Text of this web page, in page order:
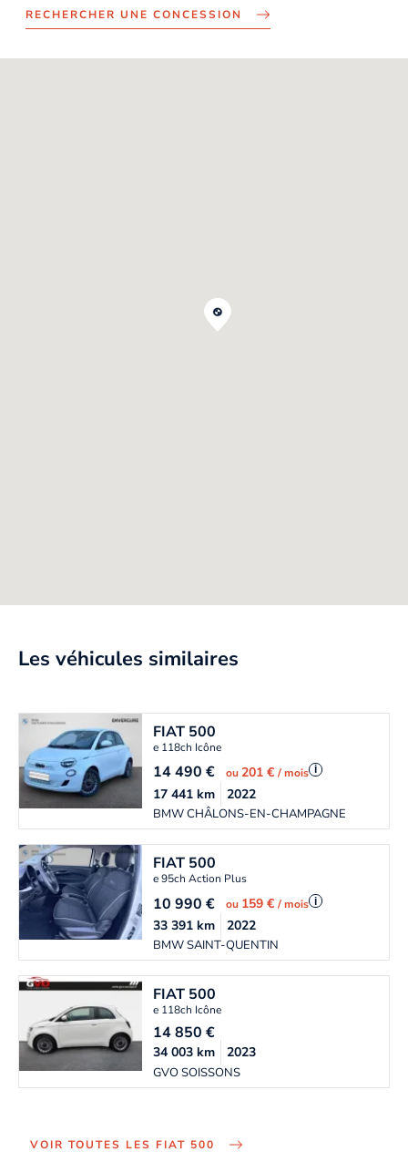
RECHERCHER UNE CONCESSION
Les véhicules similaires
FIAT 500
e 118ch Icône
14 490€ ou201 €/ mois i
BMW CHÂLONS-EN-CHAMPAGNE
17 441km 2022
FIAT 500
e 95ch Action Plus
10 990€ ou 159 €/ mois i
BMW SAINT-QUENTIN
33 391km 2022
FIAT 500
e 118ch Icône
14 850€
GVO SOISSONS
34 003km 2023
VOIR TOUTES LES FIAT 500